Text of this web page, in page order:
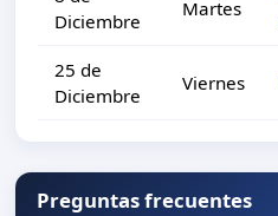
Diciembre
Martes
25 de
Diciembre
Viernes
Preguntas frecuentes